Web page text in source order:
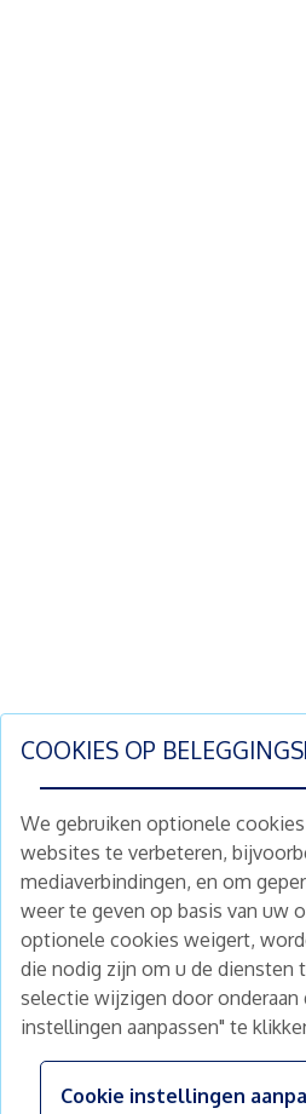
COOKIES OP
We gebruiken optionele
websites te verbeteren,
mediaverbindingen, en om
weer te geven op basis van uw
optionele cookies weigert,
die nodig zijn om u de diensten
selectie wijzigen door onderaan
instellingen aanpassen" te
Cookie instellingen
Schrijf je nu in en
nieuwe aanbod
Nieuwsbrief
Home
Te koop
Nieuws
1053 TA
+31 (0) 30 225